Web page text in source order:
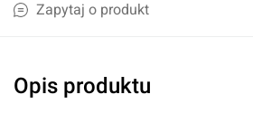
Zapytaj o produkt
Opis produktu